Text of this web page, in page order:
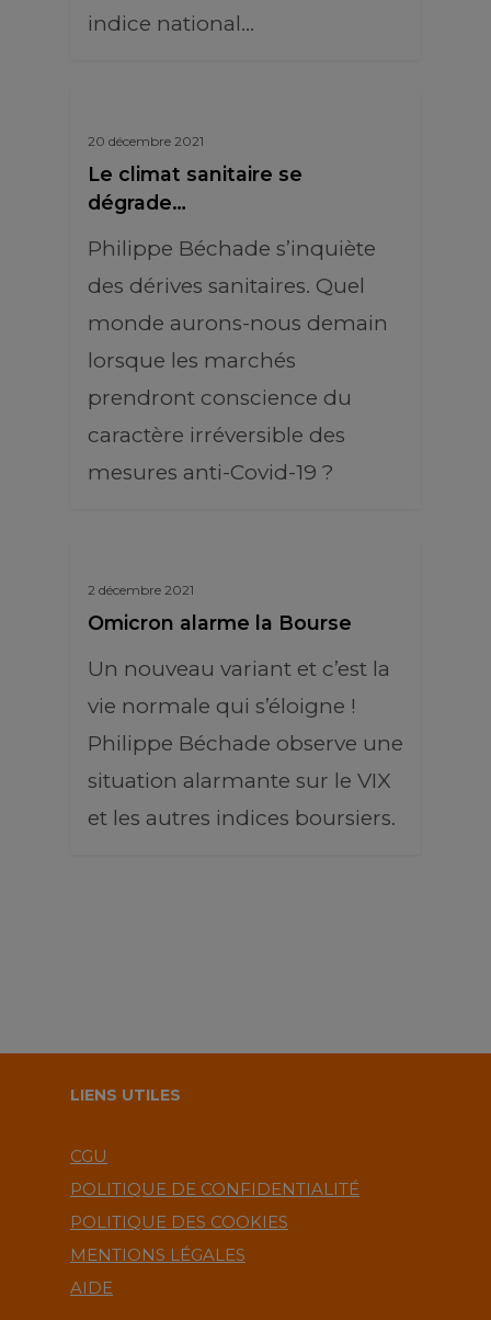
indice national…
20 décembre 2021
Le climat sanitaire se
dégrade…
Philippe Béchade s’inquiète
des dérives sanitaires. Quel
monde aurons-nous demain
lorsque les marchés
prendront conscience du
caractère irréversible des
mesures anti-Covid-19 ?
2 décembre 2021
Omicron alarme la Bourse
Un nouveau variant et c’est la
vie normale qui s’éloigne !
Philippe Béchade observe une
situation alarmante sur le VIX
et les autres indices boursiers.
LIENS UTILES
CGU
POLITIQUE DE CONFIDENTIALITÉ
POLITIQUE DES COOKIES
MENTIONS LÉGALES
AIDE